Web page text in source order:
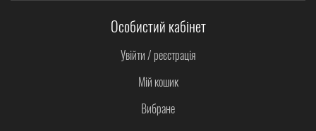
Особистий кабінет
Увійти / реєстрація
Мій кошик
Вибране